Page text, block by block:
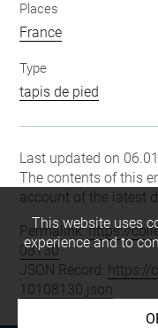
Places
France
Type
tapis de pied
Last updated on
The contents of this
account of the latest
Permalink:https://
08130
JSON Record: https://
10108130.json
This website uses
experience and to